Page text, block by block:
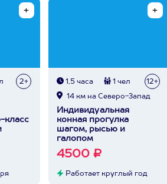
2+
класс
1,5 часа 1 чел 12+
14 км на Северо-Запад
Индивидуальная
конная прогулка
шагом, рысью и
галопом
4500 ₽
Работает круглый год